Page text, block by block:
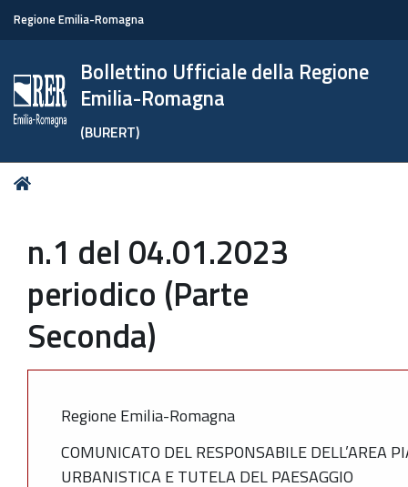
Regione Emilia-Romagna
Bollettino Ufficiale della Regione
Emilia-Romagna
(BURERT)
Tu
n.1 del 04.01.2023
periodico (Parte
Seconda)
Regione Emilia-Romagna
COMUNICATO DEL RESPONSABILE DELL’AREA
URBANISTICA E TUTELA DEL PAESAGGIO